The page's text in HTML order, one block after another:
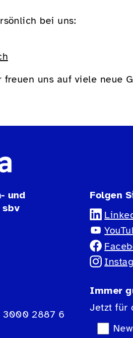
bei uns:
uns auf viele neue
und
sbv
2887 6
Folgen
Immer
Jetzt für